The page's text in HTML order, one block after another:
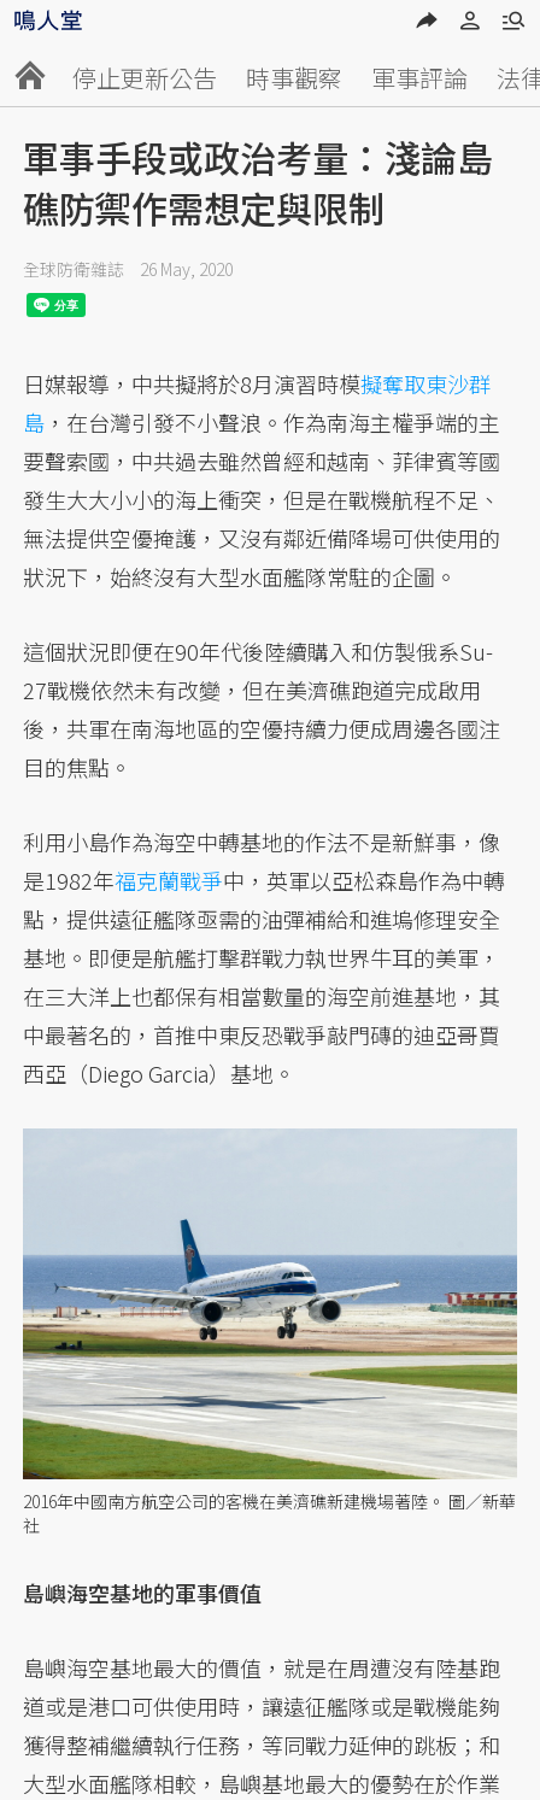
停止更新公告 時事觀察 軍事評論 法
軍事手段或政治考量：淺論島
礁防禦作需想定與限制
全球防衛雜誌 26 May, 2020
日媒報導，中共擬將於8月演習時模擬奪取東沙群
島 ，在台灣引發不小聲浪。作為南海主權爭端的主
要聲索國，中共過去雖然曾經和越南、菲律賓等國
發生大大小小的海上衝突，但是在戰機航程不足、
無法提供空優掩護，又沒有鄰近備降場可供使用的
狀況下，始終沒有大型水面艦隊常駐的企圖。
這個狀況即便在90年代後陸續購入和仿製俄系Su-
27戰機依然未有改變，但在美濟礁跑道完成啟用
後，共軍在南海地區的空優持續力便成周邊各國注
目的焦點。
利用小島作為海空中轉基地的作法不是新鮮事，像
是1982年福克蘭戰爭中，英軍以亞松森島作為中轉
點，提供遠征艦隊亟需的油彈補給和進塢修理安全
基地。即便是航艦打擊群戰力執世界牛耳的美軍，
在三大洋上也都保有相當數量的海空前進基地，其
中最著名的，首推中東反恐戰爭敲門磚的迪亞哥賈
西亞（Diego Garcia）基地。
2016年中國南方航空公司的客機在美濟礁新建機場著陸。 圖／新華
社
島嶼海空基地的軍事價值
島嶼海空基地最大的價值，就是在周遭沒有陸基跑
道或是港口可供使用時，讓遠征艦隊或是戰機能夠
獲得整補繼續執行任務，等同戰力延伸的跳板；和
大型水面艦隊相較，島嶼基地最大的優勢在於作業